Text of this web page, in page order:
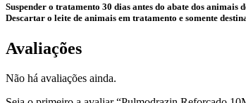
Suspender o tratamento 30 dias antes do abate dos animais
Descartar o leite de animais em tratamento e somente
Avaliações
Não há avaliações ainda.